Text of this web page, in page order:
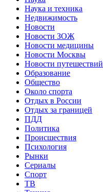
Наука и техника
Недвижимость
Новости
Новости ЗОЖ
Новости медицины
Новости Москвы
Новости путешествий
Образование
Общество
Около спорта
Отдых в России
Отдых за границей
ПДД
Политика
Происшествия
Психология
Рынки
Сериалы
Спорт
ТВ